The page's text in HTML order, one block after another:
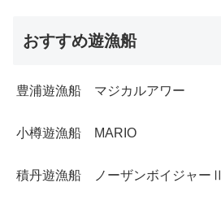
おすすめ遊漁船
豊浦遊漁船 マジカルアワー
小樽遊漁船 MARIO
積丹遊漁船 ノーザンボイジャーⅡ